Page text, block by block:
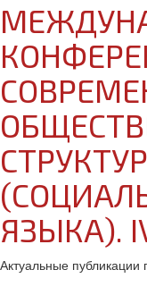
ЯЗЫКА).
Актуальные